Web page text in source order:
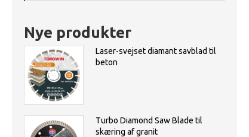
Nye produkter
Laser-svejset diamant savblad til
beton
Turbo Diamond Saw Blade til
skæring af granit